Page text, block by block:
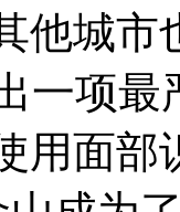
他城市
一项
用面部